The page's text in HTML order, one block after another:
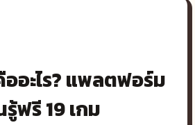
อะไร? แพลตฟอร์ม
รู้ฟรี 19 เกม